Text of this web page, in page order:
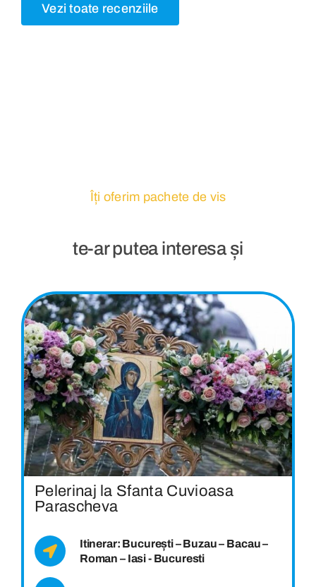
Vezi toate recenziile
Îți oferim pachete de vis
te-ar putea interesa și
Pelerinaj la Sfanta Cuvioasa
Parascheva
Itinerar: București – Buzau – Bacau –
Roman – Iasi - Bucuresti